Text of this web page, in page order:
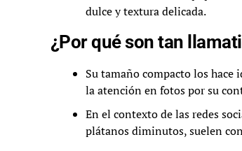
dulce y textura delicada.
¿Por qué son tan
Su tamaño compacto los
la atención en fotos por su
En el contexto de las redes
plátanos diminutos, suelen